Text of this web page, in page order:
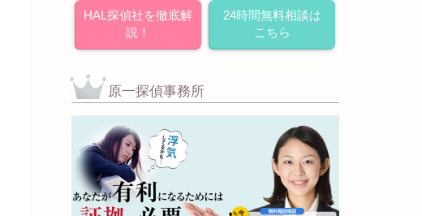
HAL探偵社を徹底解
説！
24時間無料相談は
こちら
原一探偵事務所